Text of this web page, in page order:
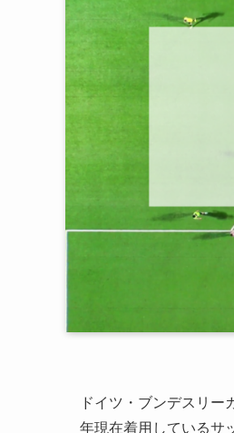
ドイツ・ブンデスリ
年現在着用しているサ